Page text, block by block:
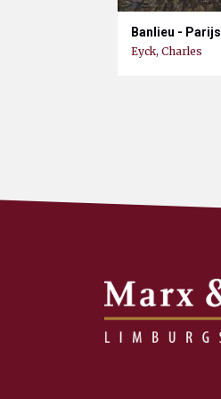
Banlieu - Parijs
Eyck, Charles